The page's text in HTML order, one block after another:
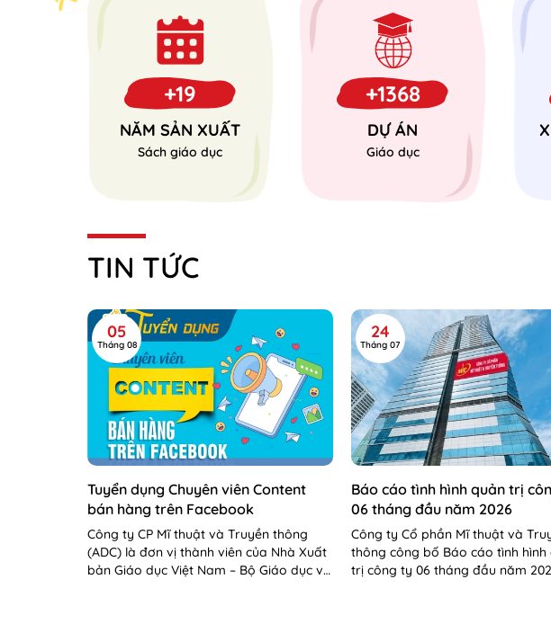
+19
NĂM SẢN XUẤT
Sách giáo dục
+1368
DỰ ÁN
Giáo dục
TIN TỨC
05
Tháng 08
Tuyển dụng Chuyên viên Content
bán hàng trên Facebook
Công ty CP Mĩ thuật và Truyền thông
(ADC) là đơn vị thành viên của Nhà Xuất
bản Giáo dục Việt Nam – Bộ Giáo dục và
24
Tháng 07
Báo cáo tình hình quản trị
06 tháng đầu năm 2026
Công ty Cổ phần Mĩ thuật và
thông công bố Báo cáo tình hình
trị công ty 06 tháng đầu năm